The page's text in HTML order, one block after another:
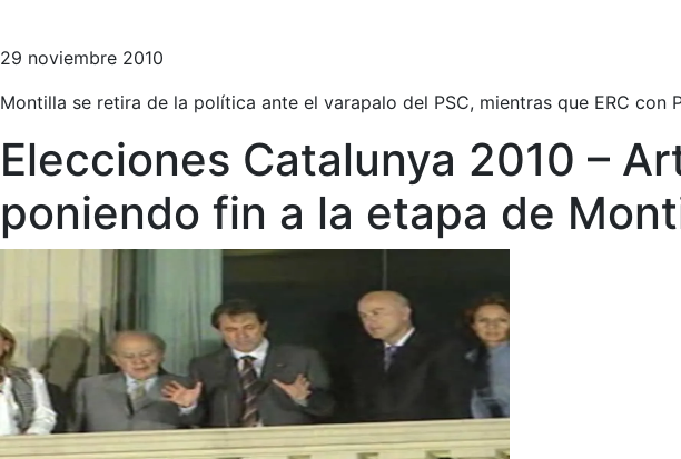
29 noviembre 2010
Montilla se retira de la política ante el varapalo del PSC, mientras que ERC
Elecciones Catalunya 2010 –
poniendo fin a la etapa de